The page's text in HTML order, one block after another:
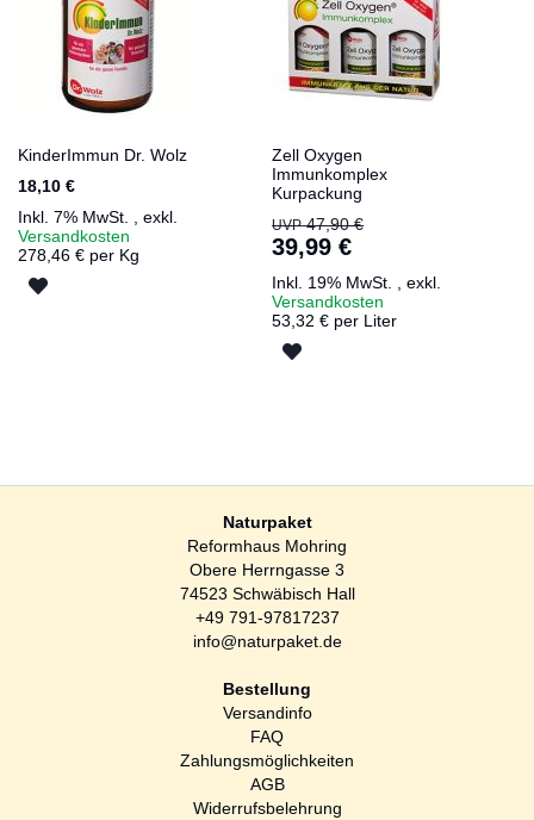
KinderImmun Dr. Wolz
18,10 €
Inkl. 7% MwSt.
exkl.
Versandkosten
278,46 € per Kg
Zell Oxygen
Immunkomplex
Kurpackung
UVP 47,90 €
39,99 €
Inkl. 19% MwSt. ,exkl.
Versandkosten
53,32 € per Liter
Naturpaket
Reformhaus Mohring
Obere Herrngasse 3
74523 Schwäbisch Hall
+49 791-97817237
info@naturpaket.de
Bestellung
Versandinfo
FAQ
Zahlungsmöglichkeiten
AGB
Widerrufsbelehrung